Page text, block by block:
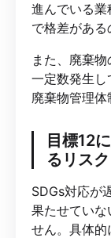
進んでいる業
で格差がある
また、廃棄
一定数発生
廃棄物管理体
目標12
るリスク
SDGs対応が
果たせていな
せん。具体